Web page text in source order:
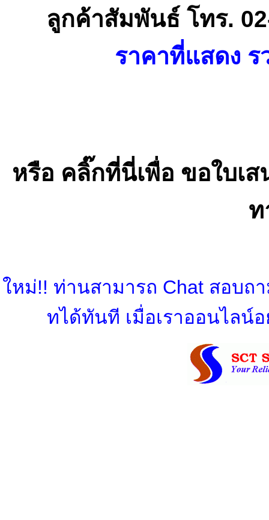
ลูกค้าสัมพันธ์ โทร.
ราคาที่แสดง
หรือ คลิ๊กที่นี่เพื่อ ขอใบเ
ท
ใหม่!! ท่านสามารถ Chat สอบถ
ทได้ทันที เมื่อเราออนไลน์